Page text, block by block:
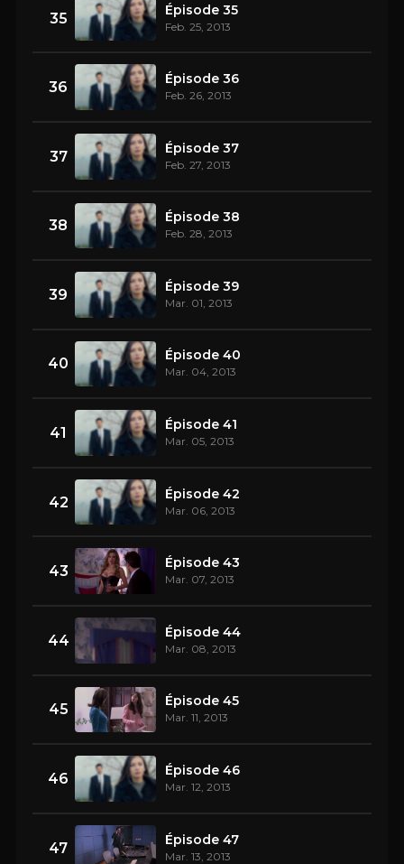
35 Épisode 35
Feb. 25, 2013
36 Épisode 36
Feb. 26, 2013
37 Épisode 37
Feb. 27, 2013
38 Épisode 38
Feb. 28, 2013
39 Épisode 39
Mar. 01, 2013
40 Épisode 40
Mar. 04, 2013
41 Épisode 41
Mar. 05, 2013
42 Épisode 42
Mar. 06, 2013
43 Épisode 43
Mar. 07, 2013
44 Épisode 44
Mar. 08, 2013
45 Épisode 45
Mar. 11, 2013
46 Épisode 46
Mar. 12, 2013
47 Épisode 47
Mar. 13, 2013